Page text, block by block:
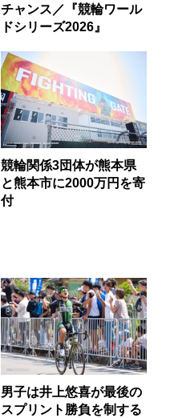
チャンス／『競輪ワール
ドシリーズ2026』
競輪関係3団体が熊本県
と熊本市に2000万円を寄
付
男子は井上悠喜が最後の
スプリント勝負を制する